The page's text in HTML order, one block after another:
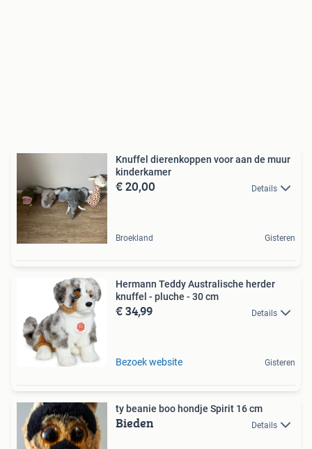
Knuffel dierenkoppen voor aan de muur
kinderkamer
€ 20,00 Details
Broekland Gisteren
Hermann Teddy Australische herder
knuffel - pluche - 30 cm
€ 34,99 Details
Bezoek website Gisteren
ty beanie boo hondje Spirit 16 cm
Bieden Details